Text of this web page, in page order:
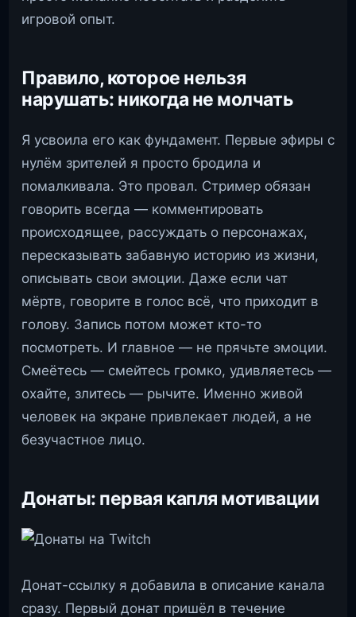
игровой опыт.
Правило, которое нельзя
нарушать: никогда не молчать
Я усвоила его как фундамент. Первые эфиры с
нулём зрителей я просто бродила и
помалкивала. Это провал. Стример обязан
говорить всегда — комментировать
происходящее, рассуждать о персонажах,
пересказывать забавную историю из жизни,
описывать свои эмоции. Даже если чат
мёртв, говорите в голос всё, что приходит в
голову. Запись потом может кто-то
посмотреть. И главное — не прячьте эмоции.
Смеётесь — смейтесь громко, удивляетесь —
охайте, злитесь — рычите. Именно живой
человек на экране привлекает людей, а не
безучастное лицо.
Донаты: первая капля мотивации
Донат-ссылку я добавила в описание канала
сразу. Первый донат пришёл в течение